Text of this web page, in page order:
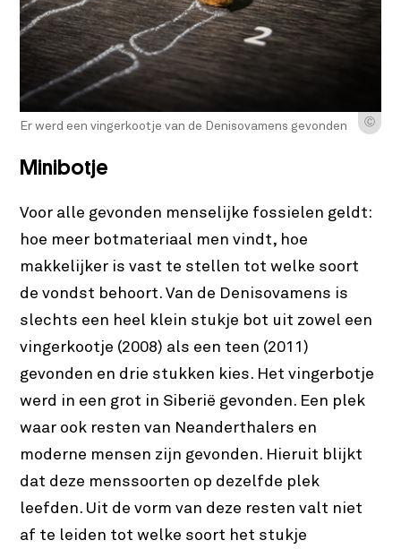
Ⓒ
Er werd een vingerkootje van de Denisovamens gevonden
Minibotje
Voor alle gevonden menselijke fossielen geldt:
hoe meer botmateriaal men vindt, hoe
makkelijker is vast te stellen tot welke soort
de vondst behoort. Van de Denisovamens is
slechts een heel klein stukje bot uit zowel een
vingerkootje (2008) als een teen (2011)
gevonden en drie stukken kies. Het vingerbotje
werd in een grot in Siberië gevonden. Een plek
waar ook resten van Neanderthalers en
moderne mensen zijn gevonden. Hieruit blijkt
dat deze menssoorten op dezelfde plek
leefden. Uit de vorm van deze resten valt niet
af te leiden tot welke soort het stukje